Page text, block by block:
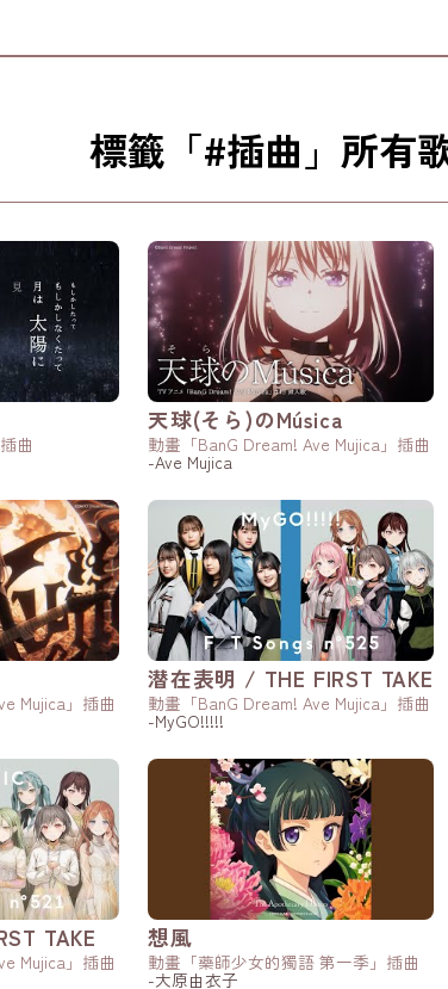
標籤「#插曲」所有
曲
天球(そら)のMúsica
動畫「BanG Dream! Ave Mujica」插曲
-Ave Mujica
Mujica」插曲
潜在表明 / THE FIRST TAKE
動畫「BanG Dream! Ave Mujica」插曲
-MyGO!!!!!
TAKE
Mujica」插曲
想風
動畫「藥師少女的獨語 第一季」插曲
-大原由衣子